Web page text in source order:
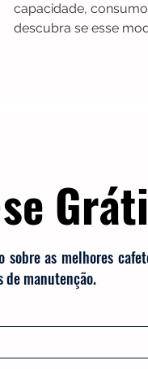
capacidade,
descubra se esse
as melhores
de manutenção.